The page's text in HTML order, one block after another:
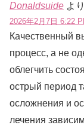
Donaldsuide よ
2026年2月7日 6:22
Качественный
процесс, а не
облегчить
острый период
осложнения и
лечения